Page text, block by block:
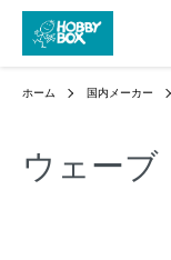
ホーム 国内メーカー
ウェーブ